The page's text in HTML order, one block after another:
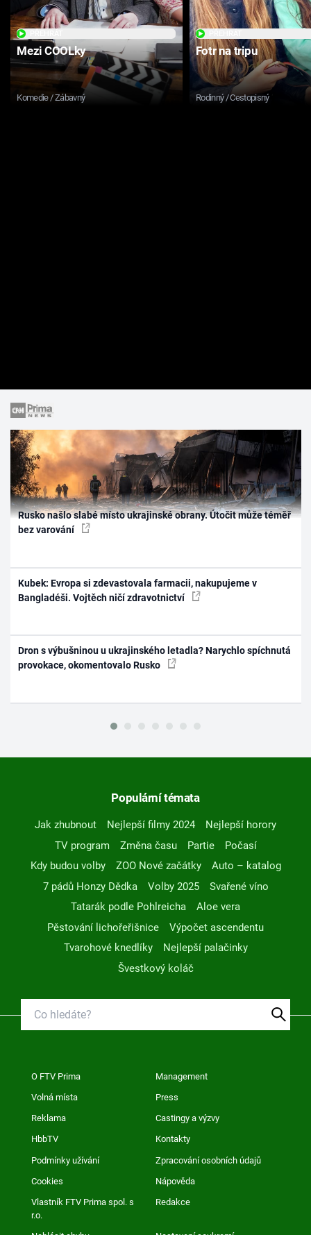
Mezi COOLky
Komedie / Zábavný
Fotr na tripu
Rodinný / Cestopisný
Rusko našlo slabé místo ukrajinské obrany. Útočit může téměř
bez varování
Kubek: Evropa si zdevastovala farmacii, nakupujeme v
Bangladéši. Vojtěch ničí zdravotnictví
Dron s výbušninou u ukrajinského letadla? Narychlo spíchnutá
provokace, okomentovalo Rusko
Populární témata
Jak zhubnout Nejlepší filmy 2024
Nejlepší horory
TV program
Změna času Partie
Počasí
Kdy budou volby
ZOO Nové začátky
Auto – katalog
7 pádů Honzy Dědka
Volby 2025
Svařené víno
Tatarák podle Pohlreicha
Aloe vera
Pěstování lichořeřišnice
Výpočet ascendentu
Tvarohové knedlíky
Nejlepší palačinky
Švestkový koláč
O FTV Prima Management
Volná místa Press
Reklama Castingy a výzvy
HbbTV Kontakty
Podmínky užívání Zpracování osobních údajů
Cookies Nápověda
Vlastník FTV Prima spol. s
r.o.
Redakce